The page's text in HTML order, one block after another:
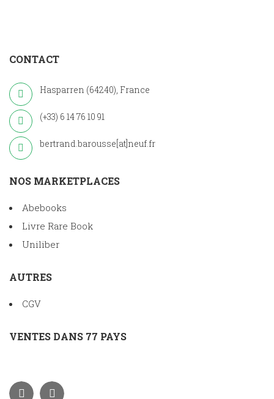
CONTACT
Hasparren (64240), France
(+33) 6 14 76 10 91
bertrand.barousse[at]neuf.fr
NOS MARKETPLACES
Abebooks
Livre Rare Book
Uniliber
AUTRES
CGV
VENTES DANS 77 PAYS